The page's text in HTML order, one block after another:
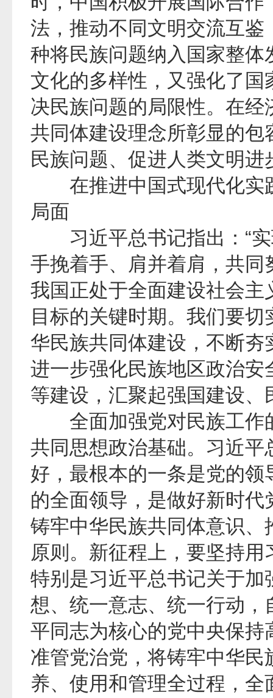
法，推动不同文明交流互
种将民族问题纳入国家整
文化的多样性，又强化了
决民族问题的局限性。在
共同体建设理念所彰显的
民族问题、促进人类文明
在推进中国式现代化实
局面
习近平总书记指出：“实
手挽着手、肩并着肩，共同
我国正处于全面建设社会
目标的关键时期。我们要
华民族共同体建设，不断
进一步强化民族地区政治
等建设，汇聚起强国建设
全面加强党对民族工作
共同思想政治基础。习近平
好，最根本的一条是党的领
的全面领导，是做好新时
铸牢中华民族共同体意识
原则。新征程上，要坚持
特别是习近平总书记关于
想、统一意志、统一行动
平同志为核心的党中央保
准管党治党，将铸牢中华
养、使用和管理全过程，